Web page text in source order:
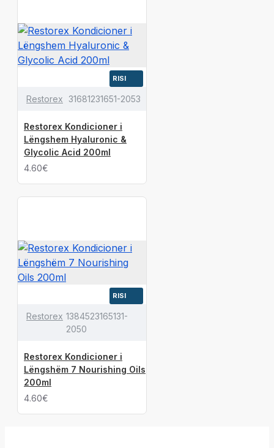
RISI
Restorex 31681231651-2053
Restorex Kondicioner i
Lëngshem Hyaluronic &
Glycolic Acid 200ml
4.60€
RISI
Restorex 1384523165131-
2050
Restorex Kondicioner i
Lëngshëm 7 Nourishing Oils
200ml
4.60€